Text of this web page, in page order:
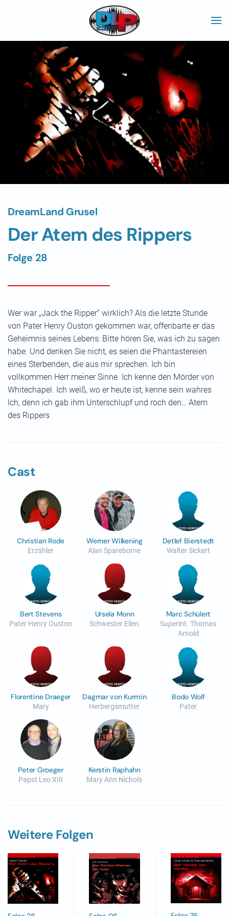
Skip to main content
DreamLand Grusel
Der Atem des Rippers
Folge 28
Wer war „Jack the Ripper“ wirklich? Als die letzte Stunde
von Pater Henry Ouston gekommen war, offenbarte er das
Geheimnis seines Lebens: Bitte hören Sie, was ich zu sagen
habe. Und denken Sie nicht, es seien die Phantastereien
eines Sterbenden, die aus mir sprechen. Ich bin
vollkommen Herr meiner Sinne. Ich kenne den Mörder von
Whitechapel. Ich weiß, wo er heute ist, kenne sein wahres
Ich, denn ich gab ihm Unterschlupf und roch den… Atem
des Rippers
Cast
Christian Rode
Erzähler
Werner Wilkening
Alan Spareborne
Detlef Bierstedt
Walter Sickert
Bert Stevens
Pater Henry Ouston
Ursela Monn
Schwester Ellen
Marc Schülert
Superint. Thomas
Arnold
Florentine Draeger
Mary
Dagmar von Kurmin
Herbergsmutter
Bodo Wolf
Pater
Peter Groeger
Papst Leo XIII
Kerstin Raphahn
Mary Ann Nichols
Weitere Folgen